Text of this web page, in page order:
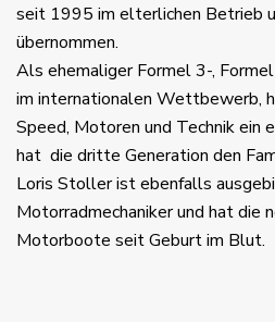
seit 1995 im elterlichen Betrieb
übernommen.
Als ehemaliger Formel 3-,
im internationalen Wettbewerb,
Speed, Motoren und Technik ein
hat die dritte Generation den
Loris Stoller ist ebenfalls
Motorradmechaniker und hat die
Motorboote seit Geburt im Blut.